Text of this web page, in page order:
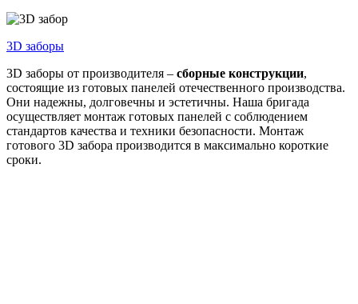
3D заборы
3D заборы от производителя – сборные конструкции,
состоящие из готовых панелей отечественного производства.
Они надежны, долговечны и эстетичны. Наша бригада
осуществляет монтаж готовых панелей с соблюдением
стандартов качества и техники безопасности. Монтаж
готового 3D забора производится в максимально короткие
сроки.